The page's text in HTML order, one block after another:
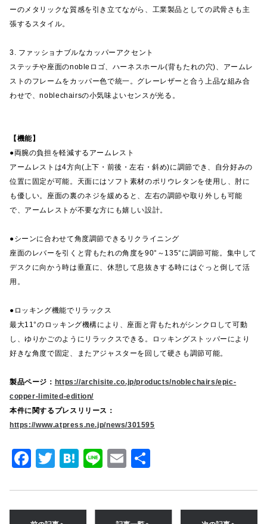
ーのメタリックな質感を引き立てながら、工業製品としての武骨さも主
張するスタイル。
3. ファッショナブルなカッパーアクセント
ステッチや座面のnobleロゴ、ハーネスホール(背もたれの穴)、アームレ
ストのフレームをカッパー色で統一。グレーレザーと合う上品な組み合
わせで、noblechairsの小気味よいセンスが光る。
【機能】
●両腕の負担を軽減するアームレスト
アームレストは4方向(上下・前後・左右・斜め)に調節でき、自分好みの
位置に固定が可能。天面にはソフト素材のポリウレタンを使用し、肘に
も優しい。座面の裏のネジを緩めると、左右の調節や取り外しも可能
で、アームレストが不要な方にも嬉しい設計。
●シーンに合わせて角度調節できるリクライニング
座面のレバーを引くと背もたれの角度を90°～135°に調節可能。集中して
デスクに向かう時は垂直に、休憩して息抜きする時にはぐっと倒して活
用。
●ロッキング機能でリラックス
最大11°のロッキング機構により、座面と背もたれがシンクロして可動
し、ゆりかごのようにリラックスできる。ロッキングストッパーにより
好きな角度で固定、またアジャスターを回して硬さも調節可能。
製品ページ： https://archisite.co.jp/products/noblechairs/epic-
copper-limited-edition/
本件に関するプレスリリース：
https://www.atpress.ne.jp/news/301595
F
c
e
T
it
te
H
e
n
Li
e
E
ai
l